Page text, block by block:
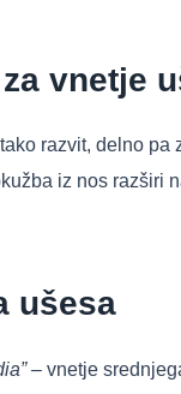
vnetje
razvit, delno
iz nos razširi
ušesa
– vnetje